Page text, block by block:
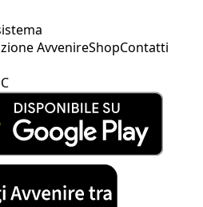
AvvenireShopContatti